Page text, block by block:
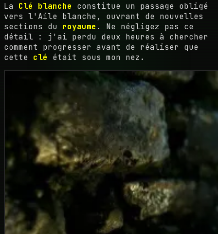
La Clé blanche constitue un passage obligé
vers l'Aile blanche, ouvrant de nouvelles
sections du royaume . Ne négligez pas ce
détail : j'ai perdu deux heures à chercher
comment progresser avant de réaliser que
cette clé était sous mon nez.